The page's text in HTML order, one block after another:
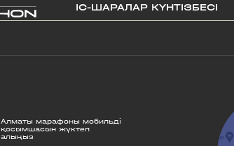
IС-ШАРАЛАР КҮНТІЗБЕСI
Алматы марафоны мобильді
қосымшасын жүктеп
алыңыз